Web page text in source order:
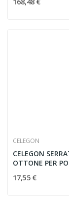
CELEGON
CELEGON
OTTONE PER
17,55 €